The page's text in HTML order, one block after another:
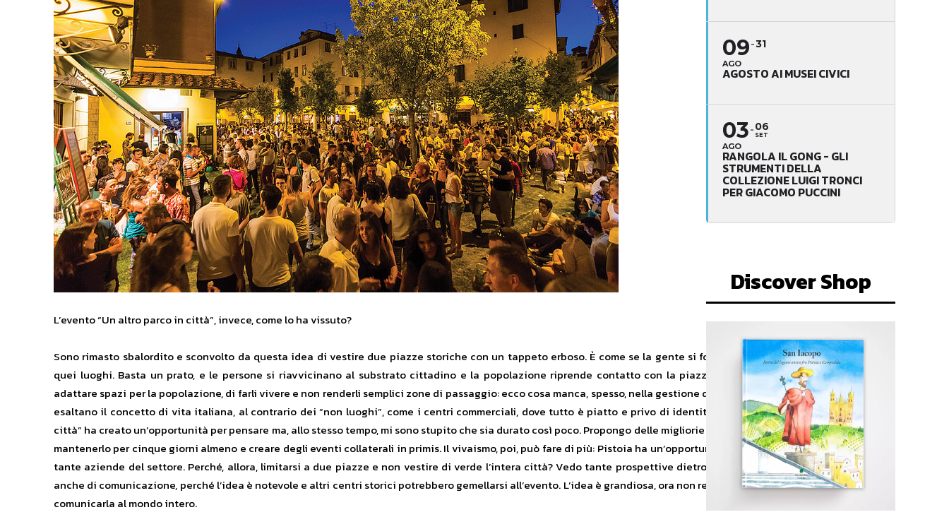
L’evento “Un altro parco in città”, invece, come lo ha vissuto?
Sono rimasto sbalordito e sconvolto da questa idea di vestire due piazze storiche con un tappeto erboso. È come se la gente si fosse riappropriata di
quei luoghi. Basta un prato, e le persone si riavvicinano al substrato cittadino e la popolazione riprende contatto con la piazza. La concezione di
adattare spazi per la popolazione, di farli vivere e non renderli semplici zone di passaggio: ecco cosa manca, spesso, nella gestione delle città. Le piazze
esaltano il concetto di vita italiana, al contrario dei “non luoghi”, come i centri commerciali, dove tutto è piatto e privo di identità. “Un altro parco in
città” ha creato un’opportunità per pensare ma, allo stesso tempo, mi sono stupito che sia durato così poco. Propongo delle migliorie per il prossimo anno:
mantenerlo per cinque giorni almeno e creare degli eventi collaterali in primis. Il vivaismo, poi, può fare di più: Pistoia ha un’opportunità unica con le sue
tante aziende del settore. Perché, allora, limitarsi a due piazze e non vestire di verde l’intera città? Vedo tante prospettive dietro a questa iniziativa,
anche di comunicazione, perché l’idea è notevole e altri centri storici potrebbero gemellarsi all’evento. L’idea è grandiosa, ora non resta che migliorarla e
comunicarla al mondo intero.
09
AGO
31
AGOSTO AI MUSEI CIVICI
03
AGO
06
SET
RANGOLA IL GONG - GLI
STRUMENTI DELLA
COLLEZIONE LUIGI TRONCI
PER GIACOMO PUCCINI
Discover Shop